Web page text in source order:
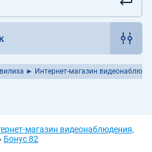
► Интернет-магазин
магазин видеонаблюдения,
Бонус 82